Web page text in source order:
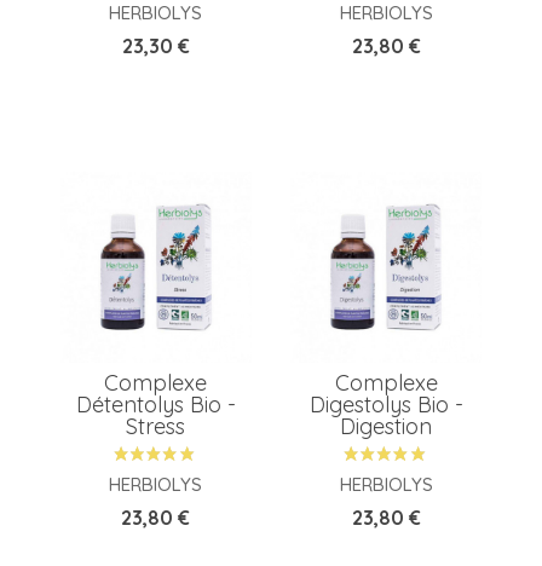
HERBIOLYS
Prix
23,30 €
HERBIOLYS
Prix
23,80 €
Complexe
Détentolys Bio -
Stress
HERBIOLYS
Prix
23,80 €
Complexe
Digestolys Bio -
Digestion
HERBIOLYS
Prix
23,80 €